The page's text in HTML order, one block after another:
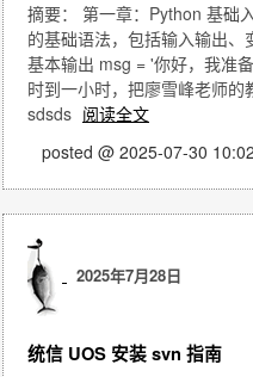
摘要： 第一章：Python 基础
的基础语法，包括输入输出
基本输出 msg = '你好，我准
时到一小时，把廖雪峰老师
sdsds 阅读全文
posted @ 2025-07-30
2025年7月28日
统信 UOS 安装 svn 指南